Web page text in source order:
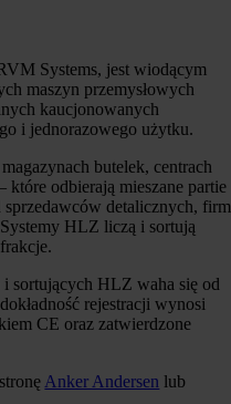
Systems, jest wiodącym
maszyn przemysłowych
kaucjonowanych
i jednorazowego użytku.
butelek, centrach
odbierają mieszane partie
detalicznych, firm
HLZ liczą i sortują
sortujących HLZ waha się od
rejestracji wynosi
CE oraz zatwierdzone
Anker Andersen lub